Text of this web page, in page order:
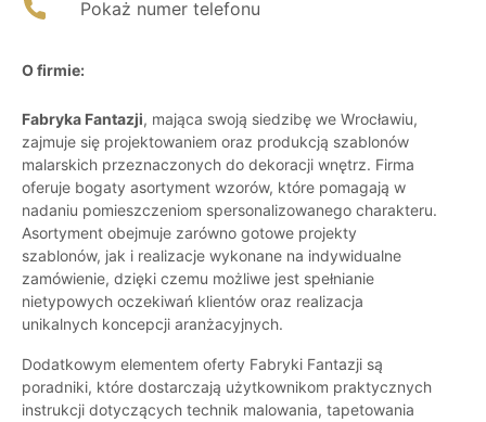
Pokaż numer telefonu
O firmie:
Fabryka Fantazji, mająca swoją siedzibę we Wrocławiu,
zajmuje się projektowaniem oraz produkcją szablonów
malarskich przeznaczonych do dekoracji wnętrz. Firma
oferuje bogaty asortyment wzorów, które pomagają w
nadaniu pomieszczeniom spersonalizowanego charakteru.
Asortyment obejmuje zarówno gotowe projekty
szablonów, jak i realizacje wykonane na indywidualne
zamówienie, dzięki czemu możliwe jest spełnianie
nietypowych oczekiwań klientów oraz realizacja
unikalnych koncepcji aranżacyjnych.
Dodatkowym elementem oferty Fabryki Fantazji są
poradniki, które dostarczają użytkownikom praktycznych
instrukcji dotyczących technik malowania, tapetowania